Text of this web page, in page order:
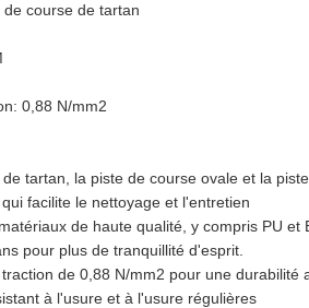
course de tartan
0,88 N/mm2
tartan, la piste de course ovale et la
facilite le nettoyage et l'entretien
de haute qualité, y compris PU et
pour plus de tranquillité d'esprit.
de 0,88 N/mm2 pour une durabilité
à l'usure et à l'usure régulières